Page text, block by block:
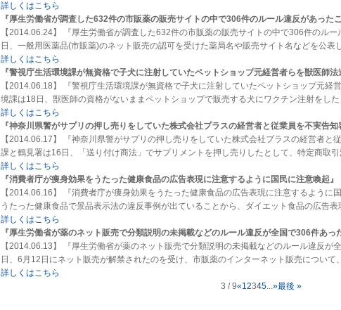
詳しくはこちら
『厚生労働省が調査した632件の市販薬の販売サイトの中で306件のルール違反があった
【2014.06.24】 『厚生労働省が調査した632件の市販薬の販売サイトの中で306件のル
日、一般用医薬品(市販薬)のネット販売の認可を受けた薬局名や販売サイト名などを公
詳しくはこちら
『警視庁生活環境課が無資格で子犬に注射していたペットショップ元経営者らを獣医師法
【2014.06.18】 『警視庁生活環境課が無資格で子犬に注射していたペットショップ元経
境課は18日、獣医師の資格がないままペットショップで販売する犬にワクチン注射をし
詳しくはこちら
『神奈川県警がサプリの押し売りをしていた株式会社プラスの経営者と従業員を不実告知
【2014.06.17】 『神奈川県警がサプリの押し売りをしていた株式会社プラスの経営者
課と鶴見署は16日、「送り付け商法」でサプリメントを押し売りしたとして、特定商取
詳しくはこちら
『消費者庁が痩身効果をうたった健康食品の広告表現に注意するように国民に注意喚起』
【2014.06.16】 『消費者庁が痩身効果をうたった健康食品の広告表現に注意するように
うたった健康食品で景品表示法の違反事例が出ていることから、ダイエット食品の広告
詳しくはこちら
『厚生労働省が薬のネット販売で分類説明の未掲載などのルール違反が全国で306件あっ
【2014.06.13】 『厚生労働省が薬のネット販売で分類説明の未掲載などのルール違反
日、6月12日にネット販売が解禁されたのを受け、市販薬のインターネット販売につい
詳しくはこちら
3 / 9«12345...»最後 »